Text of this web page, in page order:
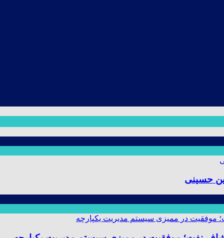
حسینی